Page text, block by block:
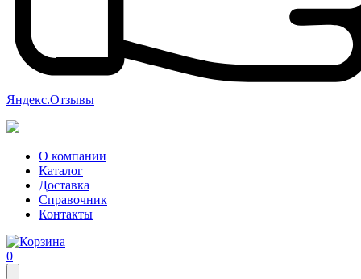
Яндекс.Отзывы
О компании
Каталог
Доставка
Справочник
Контакты
0